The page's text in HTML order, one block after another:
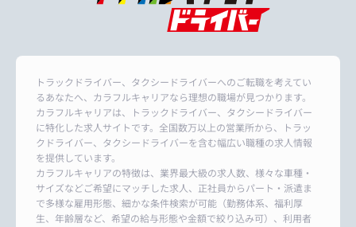
トラックドライバー、タクシードライバーへのご転職を考えてい
るあなたへ、カラフルキャリアなら理想の職場が見つかります。
カラフルキャリアは、トラックドライバー、タクシードライバー
に特化した求人サイトです。全国数万以上の営業所から、トラッ
クドライバー、タクシードライバーを含む幅広い職種の求人情報
を提供しています。
カラフルキャリアの特徴は、業界最大級の求人数、様々な車種・
サイズなどご希望にマッチした求人、正社員からパート・派遣ま
で多様な雇用形態、細かな条件検索が可能（勤務体系、福利厚
生、年齢層など、希望の給与形態や金額で絞り込み可）、利用者